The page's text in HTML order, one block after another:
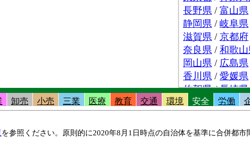
卸売 小売 三業 医療 教育 交通 環境 安全 労働
を参照ください。原則的に2020年8月1日時点の自治体を基準に合併都市